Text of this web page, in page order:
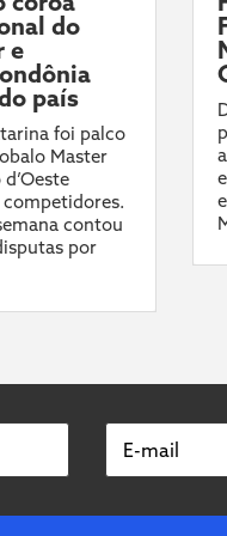
do
e
país
foi palco
Master
competidores.
contou
por
E-mail